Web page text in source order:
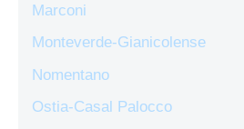
Marconi
Monteverde-Gianicolense
Nomentano
Ostia-Casal Palocco